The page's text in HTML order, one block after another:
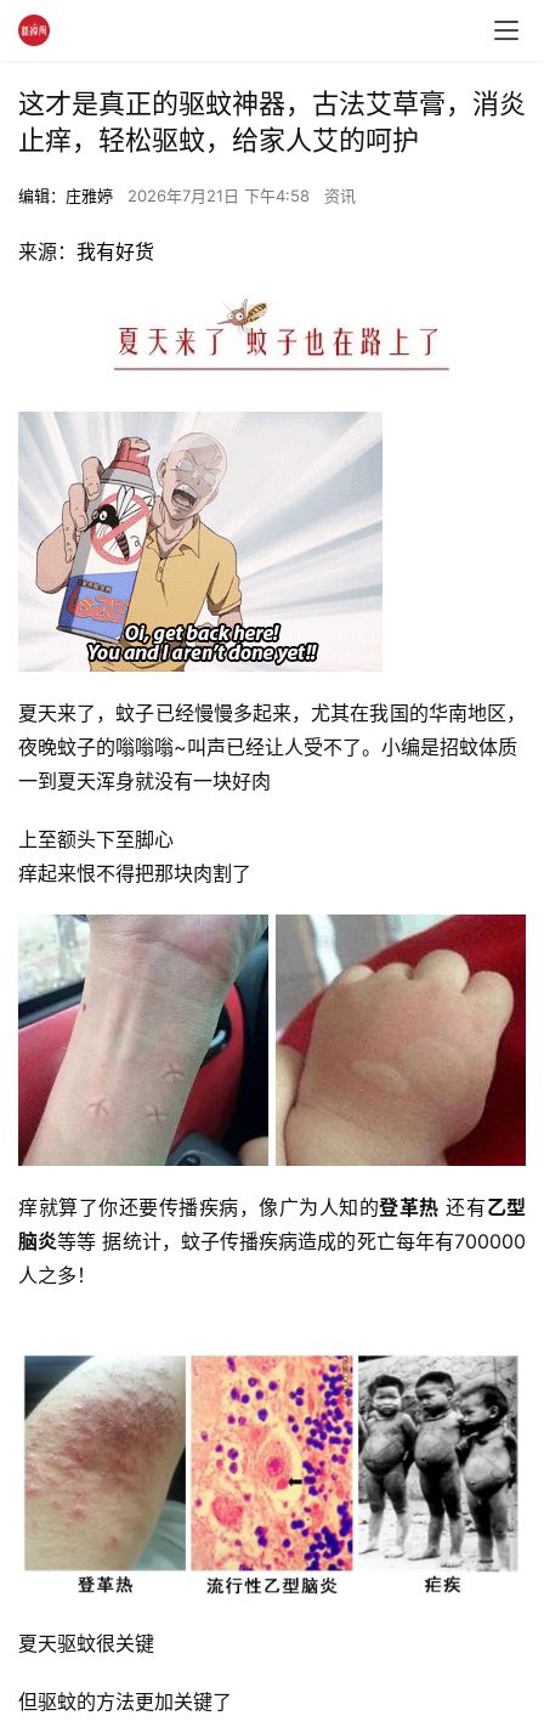
这才是真正的驱蚊神器，古法艾草膏，消炎
止痒，轻松驱蚊，给家人艾的呵护
编辑：庄雅婷 2026年7月21日 下午4:58 资讯
来源： 我有好货
夏天来了，蚊子已经慢慢多起来，尤其在我国的华南地区，
夜晚蚊子的嗡嗡嗡~叫声已经让人受不了。小编是招蚊体质
一到夏天浑身就没有一块好肉
上至额头下至脚心
痒起来恨不得把那块肉割了
痒就算了你还要传播疾病，像广为人知的登革热 还有乙型
脑炎等等 据统计，蚊子传播疾病造成的死亡每年有700000
人之多！
夏天驱蚊很关键
但驱蚊的方法更加关键了